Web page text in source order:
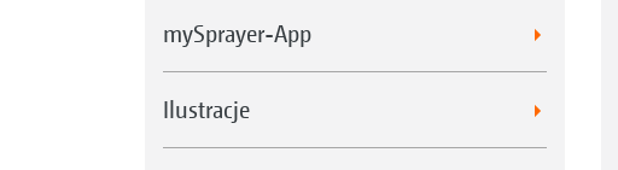
mySprayer-App
Ilustracje